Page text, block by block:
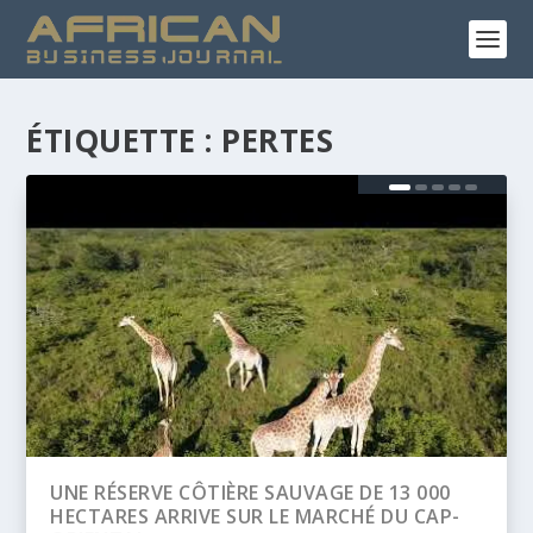
ÉTIQUETTE : PERTES
BANQUE AFRICAINE DE DÉVELOPPEMENT
(BAD) – ASSEMBLÉE ANNUELLES 2026 :